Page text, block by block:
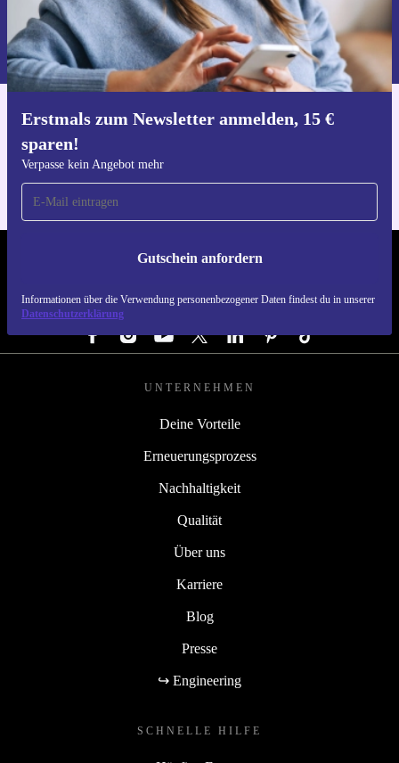
Erstmals zum Newsletter anmelden, 15 €
sparen!
Verpasse kein Angebot mehr
Gutschein anfordern
Informationen über die Verwendung personenbezogener Daten findest du in unserer
Datenschutzerklärung
Gutschein anfordern
Informationen über die Verwendung personenbezogener Daten findest
du in unserer
Datenschutzerklärung.
Hol dir die refurbed-App
REFURBED DEUTSCHLAND - RETHINK NEW.
FOLGE UNS
UNTERNEHMEN
Deine Vorteile
Erneuerungsprozess
Nachhaltigkeit
Qualität
Über uns
Karriere
Blog
Presse
↪ Engineering
SCHNELLE HILFE